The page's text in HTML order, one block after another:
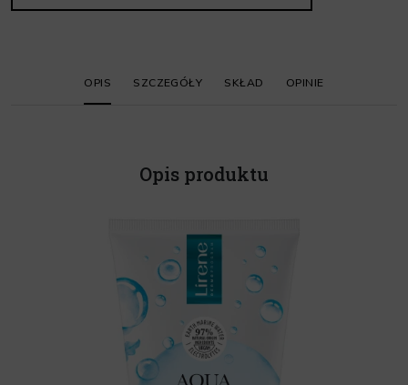
OPIS SZCZEGÓŁY SKŁAD OPINIE
Opis produktu